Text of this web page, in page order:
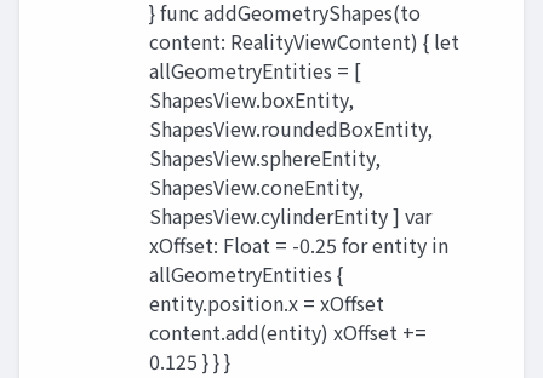
} func addGeometryShapes(to
content: RealityViewContent) { let
allGeometryEntities = [
ShapesView.boxEntity,
ShapesView.roundedBoxEntity,
ShapesView.sphereEntity,
ShapesView.coneEntity,
ShapesView.cylinderEntity ] var
xOffset: Float = -0.25 for entity in
allGeometryEntities {
entity.position.x = xOffset
content.add(entity) xOffset +=
0.125 } } }